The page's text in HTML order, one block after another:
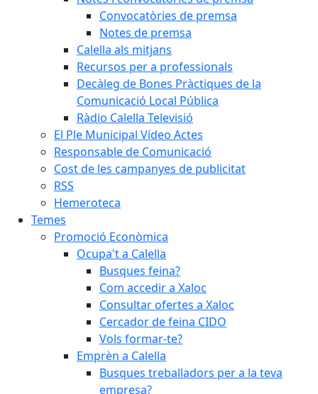
Convocatòries de premsa
Notes de premsa
Calella als mitjans
Recursos per a professionals
Decàleg de Bones Pràctiques de la
Comunicació Local Pública
Ràdio Calella Televisió
El Ple Municipal Vídeo Actes
Responsable de Comunicació
Cost de les campanyes de publicitat
RSS
Hemeroteca
Temes
Promoció Econòmica
Ocupa't a Calella
Busques feina?
Com accedir a Xaloc
Consultar ofertes a Xaloc
Cercador de feina CIDO
Vols formar-te?
Emprèn a Calella
Busques treballadors per a la teva
empresa?